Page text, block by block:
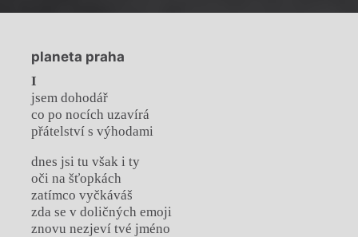
planeta praha
I
jsem dohodář
co po nocích uzavírá
přátelství s výhodami
dnes jsi tu však i ty
oči na šťopkách
zatímco vyčkáváš
zda se v doličných emoji
znovu nezjeví tvé jméno